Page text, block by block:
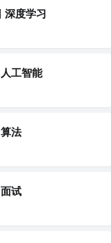
深度学习
人工智能
算法
面试